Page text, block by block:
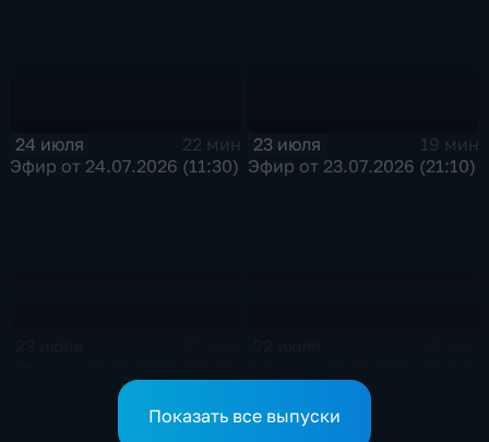
24 июля
22 мин
Эфир от 24.07.2026 (11:30)
23 июля
19 мин
Эфир от 23.07.2026 (21:10)
Показать все выпуски